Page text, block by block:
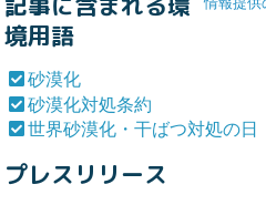
境用語
砂漠化
砂漠化対処条約
世界砂漠化・干ばつ対処の日
プレスリリース